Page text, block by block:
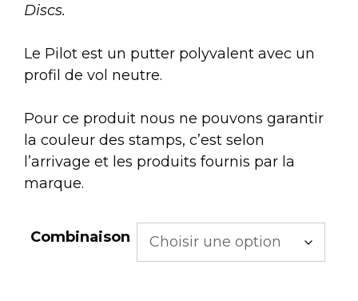
Discs.
Le Pilot est un putter polyvalent avec un
profil de vol neutre.
Pour ce produit nous ne pouvons garantir
la couleur des stamps, c’est selon
l’arrivage et les produits fournis par la
marque.
Combinaison